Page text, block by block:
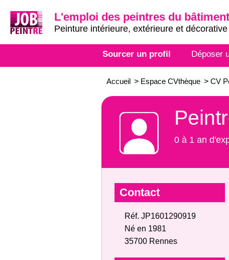
L'emploi des peintres du bâtiment
Peinture intérieure, extérieure et décorative
Sourcer un profil Déposer
Accueil > Espace CVthèque > CV
0 à 1 an
Contact
Réf. JP1601290919
Né en 1981
35700 Rennes